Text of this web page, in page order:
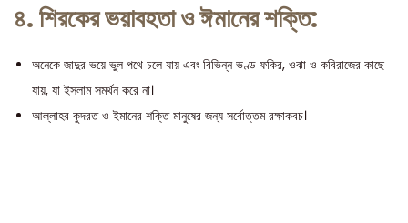
৪. শিরকের ভয়াবহতা ও ঈমানের শক্তি:
অনেকে জাদুর ভয়ে ভুল পথে চলে যায় এবং বিভিন্ন ভণ্ড ফকির, ওঝা ও কবিরাজের কাছে
যায়, যা ইসলাম সমর্থন করে না।
আল্লাহর কুদরত ও ইমানের শক্তি মানুষের জন্য সর্বোত্তম রক্ষাকবচ।